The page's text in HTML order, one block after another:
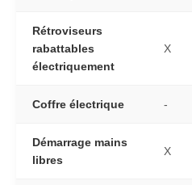
Rétroviseurs
rabattables
électriquement
X
Coffre électrique -
Démarrage mains
libres
X